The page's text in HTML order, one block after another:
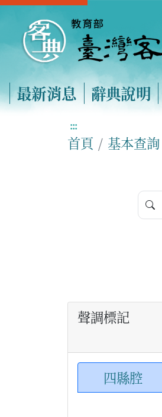
最新消息 辭典說明
:::
首頁 基本查詢
聲調標記
四縣腔